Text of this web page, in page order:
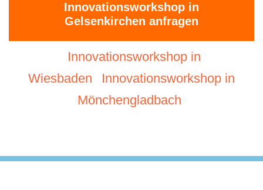
Innovationsworkshop in
Gelsenkirchen anfragen
Innovationsworkshop in
Wiesbaden
Innovationsworkshop in
Mönchengladbach